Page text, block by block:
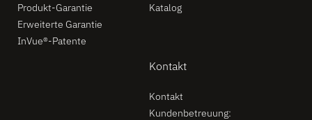
Produkt-Garantie
Erweiterte Garantie
InVue®-Patente
Katalog
Kontakt
Kontakt
Kundenbetreuung: